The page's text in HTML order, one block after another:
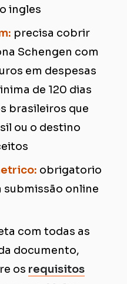
ingles
precisa cobrir
Schengen com
em despesas
de 120 dias
brasileiros que
ou o destino
obrigatorio
submissão online
com todas as
documento,
os requisitos